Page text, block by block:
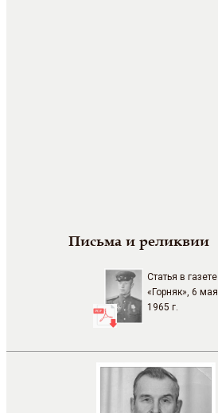
Письма и реликвии
Статья в газете
«Горняк», 6 мая
1965 г.